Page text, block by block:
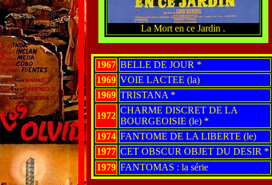
La Mort en ce Jardin .
1967 BELLE DE JOUR *
1969 VOIE LACTEE (la)
1969 TRISTANA *
1972
CHARME DISCRET DE LA
BOURGEOISIE (le) *
1974 FANTOME DE LA LIBERTE (le)
1977 CET OBSCUR OBJET DU DESIR *
1979 FANTOMAS : la série